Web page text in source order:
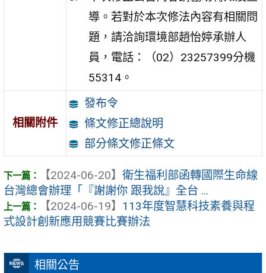
相關公告
導。若對於本次修法內容有相關問
題，請洽詢環境部趙怡婷承辦人
員，電話：（02）23257399分機
55314。
相關附件
發布令
條文修正總說明
部分條文修正條文
【2024-06-20】 衛生福利部函轉國際生命線
台灣總會辦理「『謝謝你 跟我說』全台 ...
【2024-06-19】 113年度智慧科技素養與程
式設計創新應用競賽比賽辦法